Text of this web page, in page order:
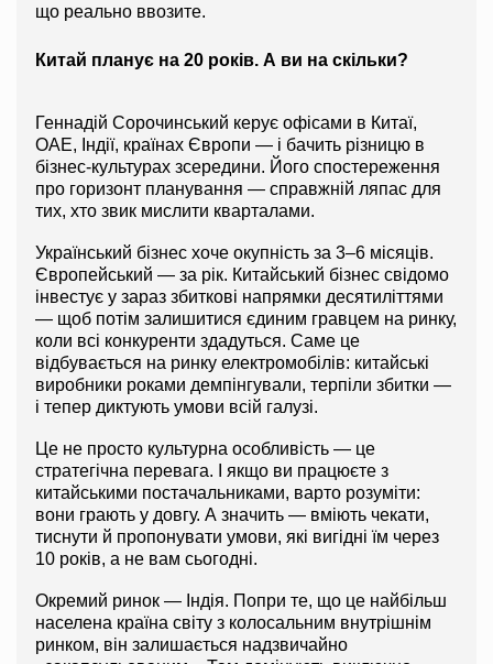
що реально ввозите.
Китай планує на 20 років. А ви на скільки?
Геннадій Сорочинський керує офісами в Китаї,
ОАЕ, Індії, країнах Європи — і бачить різницю в
бізнес-культурах зсередини. Його спостереження
про горизонт планування — справжній ляпас для
тих, хто звик мислити кварталами.
Український бізнес хоче окупність за 3–6 місяців.
Європейський — за рік. Китайський бізнес свідомо
інвестує у зараз збиткові напрямки десятиліттями
— щоб потім залишитися єдиним гравцем на ринку,
коли всі конкуренти здадуться. Саме це
відбувається на ринку електромобілів: китайські
виробники роками демпінгували, терпіли збитки —
і тепер диктують умови всій галузі.
Це не просто культурна особливість — це
стратегічна перевага. І якщо ви працюєте з
китайськими постачальниками, варто розуміти:
вони грають у довгу. А значить — вміють чекати,
тиснути й пропонувати умови, які вигідні їм через
10 років, а не вам сьогодні.
Окремий ринок — Індія. Попри те, що це найбільш
населена країна світу з колосальним внутрішнім
ринком, він залишається надзвичайно